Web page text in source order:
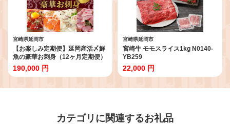
宮崎県延岡市
【お楽しみ定期便】延岡産活〆鮮
魚の豪華お刺身（12ヶ月定期便）
N019-YYG0191
190,000 円
宮崎県延岡市
宮崎牛 モモスライス1kg N0140-
YB259
22,000 円
カテゴリに関連するお礼品